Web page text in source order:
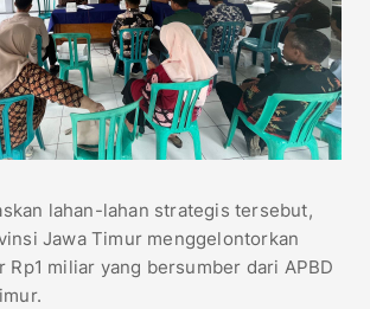
lahan-lahan strategis tersebut,
Jawa Timur menggelontorkan
Rp1 miliar yang bersumber dari APBD